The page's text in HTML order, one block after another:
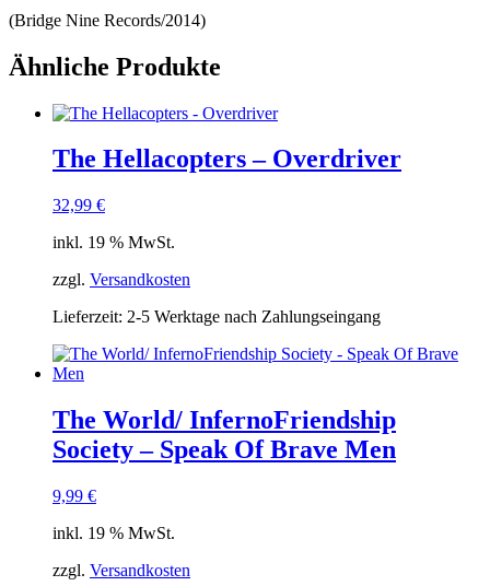
(Bridge Nine Records/2014)
Ähnliche Produkte
The Hellacopters – Overdriver
32,99 €
inkl. 19 % MwSt.
zzgl. Versandkosten
Lieferzeit: 2-5 Werktage nach Zahlungseingang
The World/ InfernoFriendship
Society – Speak Of Brave Men
9,99 €
inkl. 19 % MwSt.
zzgl. Versandkosten